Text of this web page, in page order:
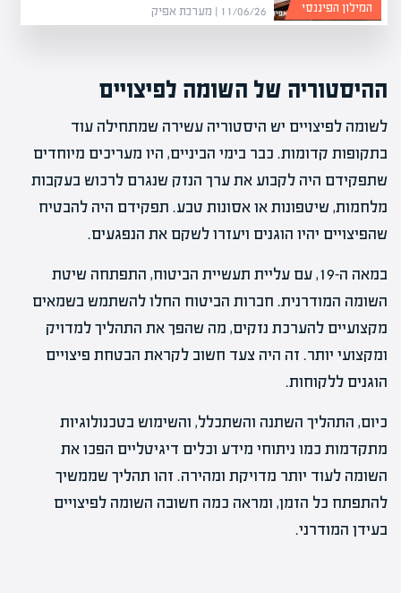
11/06/26 | מערכת אפיק המילון הפיננסי
ההיסטוריה של השומה לפיצויים
לשומה לפיצויים יש היסטוריה עשירה שמתחילה עוד
בתקופות קדומות. כבר בימי הביניים, היו מעריכים מיוחדים
שתפקידם היה לקבוע את ערך הנזק שנגרם לרכוש בעקבות
מלחמות, שיטפונות או אסונות טבע. תפקידם היה להבטיח
שהפיצויים יהיו הוגנים ויעזרו לשקם את הנפגעים.
במאה ה-19, עם עליית תעשיית הביטוח, התפתחה שיטת
השומה המודרנית. חברות הביטוח החלו להשתמש בשמאים
מקצועיים להערכת נזקים, מה שהפך את התהליך למדויק
ומקצועי יותר. זה היה צעד חשוב לקראת הבטחת פיצויים
הוגנים ללקוחות.
כיום, התהליך השתנה והשתכלל, והשימוש בטכנולוגיות
מתקדמות כמו ניתוחי מידע וכלים דיגיטליים הפכו את
השומה לעוד יותר מדויקת ומהירה. זהו תהליך שממשיך
להתפתח כל הזמן, ומראה כמה חשובה השומה לפיצויים
בעידן המודרני.